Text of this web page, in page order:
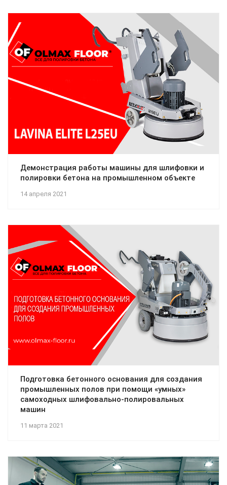
14 апреля 2021
Демонстрация работы машины для шлифовки и
полировки бетона на промышленном объекте
11 марта 2021
Подготовка бетонного основания для создания
промышленных полов при помощи «умных»
самоходных шлифовально-полировальных
машин